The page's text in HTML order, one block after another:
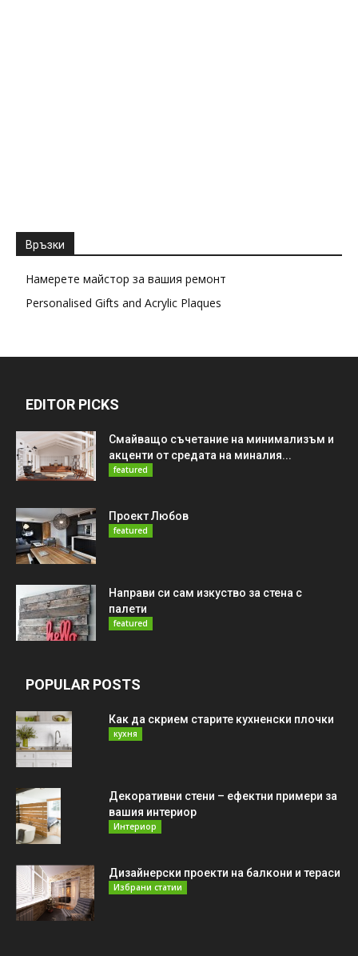
Връзки
Намерете майстор за вашия ремонт
Personalised Gifts and Acrylic Plaques
EDITOR PICKS
Смайващо съчетание на минимализъм и
акценти от средата на миналия...
featured
Проект Любов
featured
Направи си сам изкуство за стена с
палети
featured
POPULAR POSTS
Как да скрием старите кухненски плочки
кухня
Декоративни стени – ефектни примери за
вашия интериор
Интериор
Дизайнерски проекти на балкони и тераси
Избрани статии